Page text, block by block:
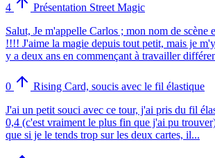
4
Présentation Street Magic
Salut, Je m'appelle Carlos ; mon nom de scène
!!!! J'aime la magie depuis tout petit, mais je
y a deux ans en commençant à travailler
0
Rising Card, soucis avec le fil élastique
J'ai un petit souci avec ce tour, j'ai pris du fil
0,4 (c'est vraiment le plus fin que j'ai pu
que si je le tends trop sur les deux cartes, il...